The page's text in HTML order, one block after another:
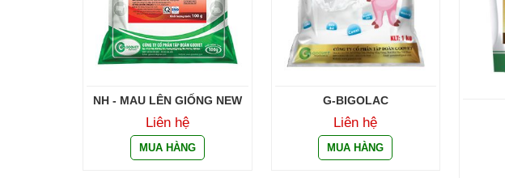
NH - MAU LÊN GIỐNG NEW
Liên hệ
G-BIGOLAC
Liên hệ